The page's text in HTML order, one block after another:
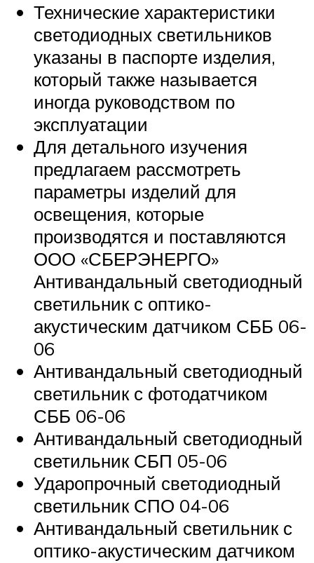
Технические характеристики
светодиодных светильников
указаны в паспорте изделия,
который также называется
иногда руководством по
эксплуатации
Для детального изучения
предлагаем рассмотреть
параметры изделий для
освещения, которые
производятся и поставляются
ООО «СБЕРЭНЕРГО»
Антивандальный светодиодный
светильник с оптико-
акустическим датчиком СББ 06-
06
Антивандальный светодиодный
светильник с фотодатчиком
СББ 06-06
Антивандальный светодиодный
светильник СБП 05-06
Ударопрочный светодиодный
светильник СПО 04-06
Антивандальный светильник с
оптико-акустическим датчиком